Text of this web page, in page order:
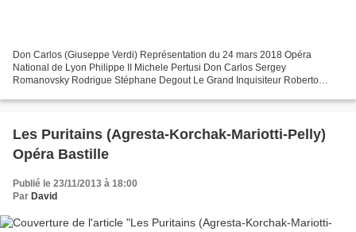
Don Carlos (Giuseppe Verdi) Représentation du 24 mars 2018 Opéra
National de Lyon Philippe II Michele Pertusi Don Carlos Sergey
Romanovsky Rodrigue Stéphane Degout Le Grand Inquisiteur Roberto
Les Puritains (Agresta-Korchak-Mariotti-Pelly)
Opéra Bastille
Publié le 23/11/2013 à 18:00
Par David